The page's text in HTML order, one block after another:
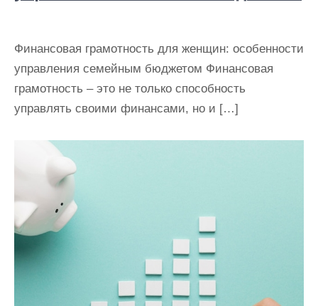
Финансовая грамотность для женщин: особенности
управления семейным бюджетом Финансовая
грамотность – это не только способность
управлять своими финансами, но и […]